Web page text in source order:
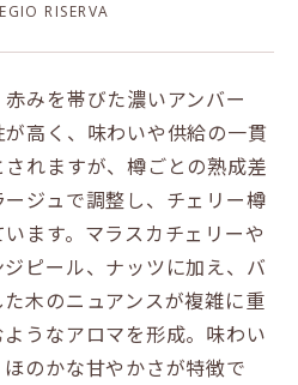
RISERVA
みを帯びた濃いアンバー
高く、味わいや供給の一貫
れますが、樽ごとの熟成差
ジュで調整し、チェリー樽
ます。マラスカチェリーや
ピール、ナッツに加え、バ
木のニュアンスが複雑に重
うなアロマを形成。味わい
のかな甘やかさが特徴で